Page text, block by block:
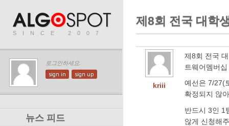
SINCE 2007
로그인하세요.
sign in sign up
뉴스 피드
제8회 전국 대학
kriii
제8회 전국
트웨어멤버
예선은 7/27(
확정되지 않
반드시 3인 1
않게 신청해